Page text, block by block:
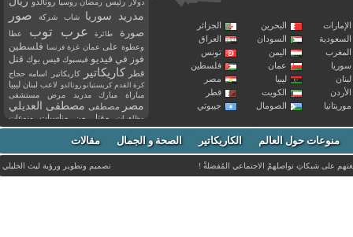
البحرين
الجزائر
السودان
العراق
اليمن
تونس
عمان
فلسطين
ليبيا
مصر
الكويت
قطر
الصومال جيبوتي
دولار
رمضان روسيا رونالدو
مدريد
سوريا شاب شركة صور
صورة طائرة عرب توب
عطا
وعطوة على عمان غزة فرنسا فلسطين
فوز في فيديو فيسبوك فيس بوك قتل
قطر كاريكاتير كاريكاتير اسامه حجاج
كرة القدم كريستيانو رونالدو لاعب لبنان ليبيا
مباراة مبارك مدريد مرض مستشفى
مصر مصطفى مصطفى العديلي
مظاهرات مقتل من مناسبات
منوعات
مواليد
موت ميسي ميلان نادي نشر
وفاة وفيات يوتيوب منوعات حول العالم الكاريكاتير الصحة و الجمال مقالات
على شبكاتِ تواصلهمْ الاجتماعي المُفضلةْ ! تصميم وتطوير ورؤيةليث الخليلي